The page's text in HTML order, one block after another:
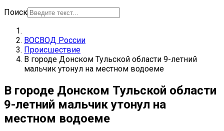
Поиск
ВОСВОД России
Происшествие
В городе Донском Тульской области 9-летний
мальчик утонул на местном водоеме
В городе Донском Тульской области
9-летний мальчик утонул на
местном водоеме